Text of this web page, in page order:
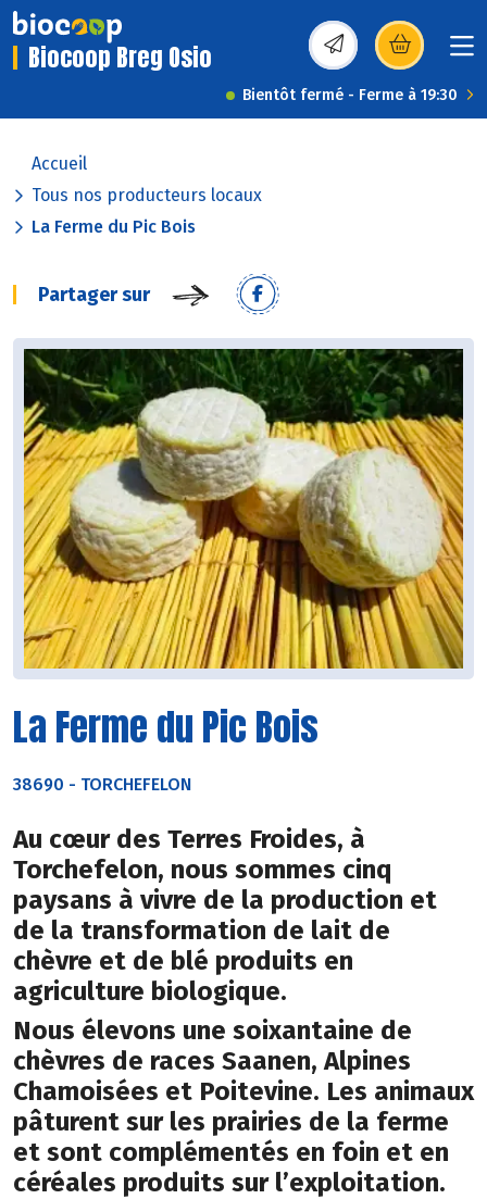
Biocoop Breg Osio (s’ouvre dans une
Bientôt fermé - Ferme à 19:30
Accueil
Tous nos producteurs locaux
La Ferme du Pic Bois
Partager sur
La Ferme du Pic Bois
38690 - TORCHEFELON
Au cœur des Terres Froides, à
Torchefelon, nous sommes cinq
paysans à vivre de la production et
de la transformation de lait de
chèvre et de blé produits en
agriculture biologique.
Nous élevons une soixantaine de
chèvres de races Saanen, Alpines
Chamoisées et Poitevine. Les animaux
pâturent sur les prairies de la ferme
et sont complémentés en foin et en
céréales produits sur l’exploitation.